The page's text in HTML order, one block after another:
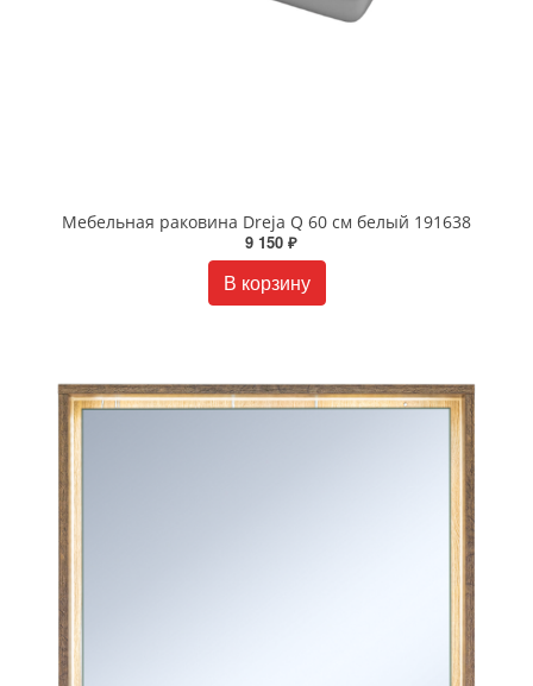
Мебельная раковина Dreja Q 60 см белый 191638
9 150 ₽
В корзину